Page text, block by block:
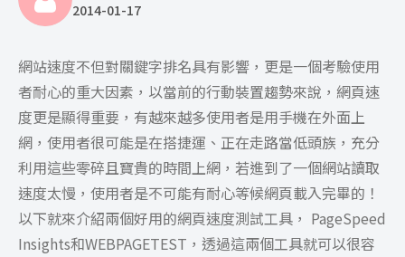
2014-01-17
網站速度不但對關鍵字排名具有影響，更是一個考驗使用
者耐心的重大因素，以當前的行動裝置趨勢來說，網頁速
度更是顯得重要，有越來越多使用者是用手機在外面上
網，使用者很可能是在搭捷運、正在走路當低頭族，充分
利用這些零碎且寶貴的時間上網，若進到了一個網站讀取
速度太慢，使用者是不可能有耐心等候網頁載入完畢的！
以下就來介紹兩個好用的網頁速度測試工具， PageSpeed
Insights和WEBPAGETEST，透過這兩個工具就可以很容